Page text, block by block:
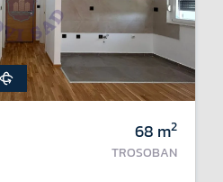
68 m2
TROSOBAN